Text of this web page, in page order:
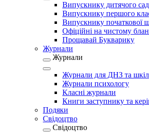
Випускнику дитячого
Випускнику першого
Випускнику початкової
Офіційні на чистому
Прощавай Букварику
Журнали
Журнали
Журнали для ДНЗ та шкіл
Журнали психологу
Класні журнали
Книги заступнику та
Подяки
Свідоцтво
Свідоцтво